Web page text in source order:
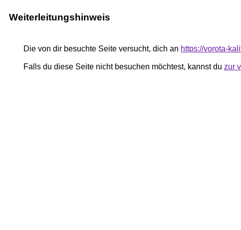
Weiterleitungshinweis
Die von dir besuchte Seite versucht, dich an https://vorota-
Falls du diese Seite nicht besuchen möchtest, kannst du zur